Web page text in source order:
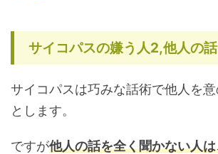
サイコパスの嫌う人2,他人の
サイコパスは巧みな話術で他人を
とします。
ですが他人の話を全く聞かない人